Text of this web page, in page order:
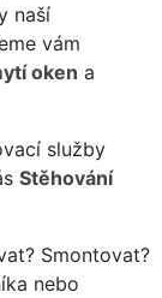
naší
vám
oken a
služby
Stěhování
Smontovat?
nebo